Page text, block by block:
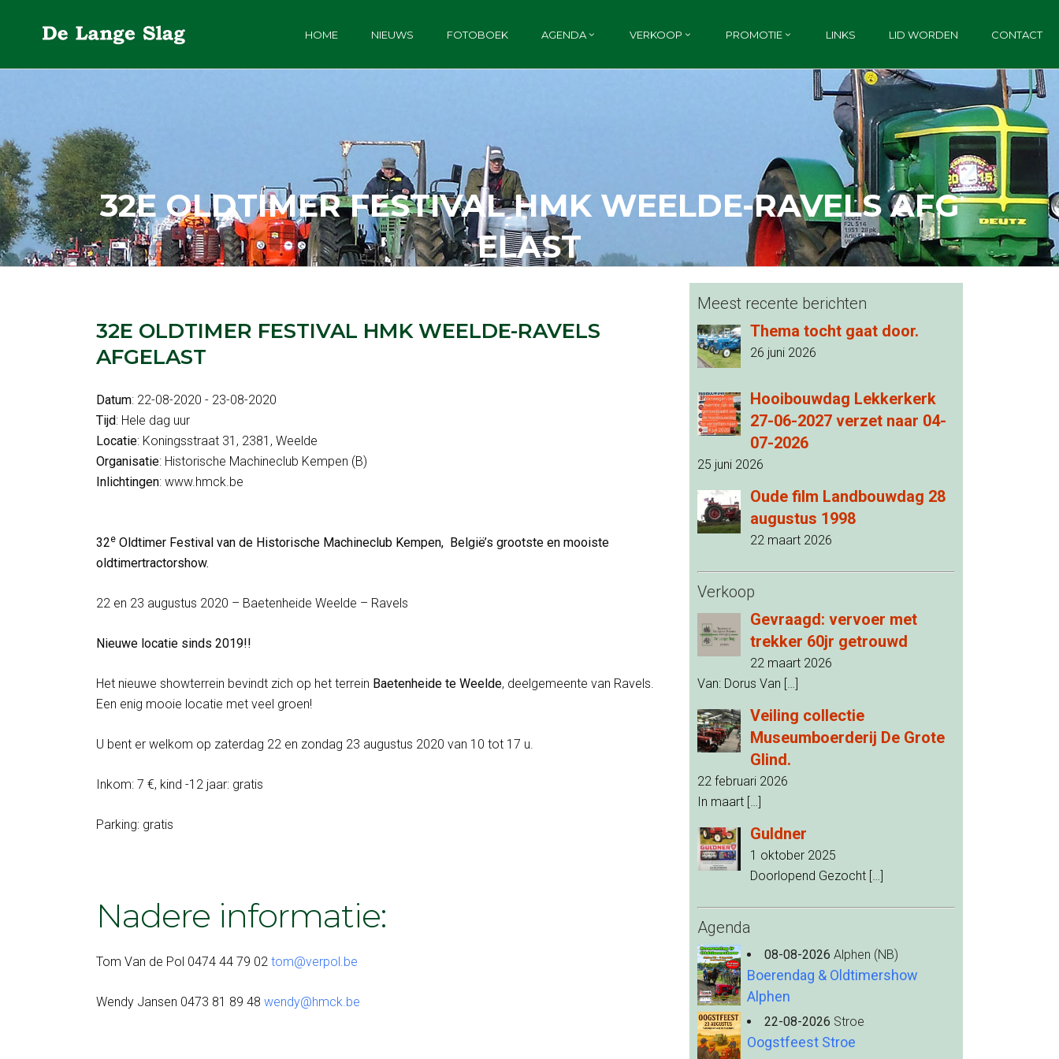
HOME NIEUWS FOTOBOEK AGENDA VERKOOP PROMOTIE LINKS LID WORDEN CONTACT
32E OLDTIMER FESTIVAL HMK WEELDE-RAVELS AFG
ELAST
32E OLDTIMER FESTIVAL HMK WEELDE-RAVELS
AFGELAST
Datum: 22-08-2020 - 23-08-2020
Tijd: Hele dag uur
Locatie: Koningsstraat 31, 2381, Weelde
Organisatie: Historische Machineclub Kempen (B)
Inlichtingen: www.hmck.be
32e Oldtimer Festival van de Historische Machineclub Kempen, België’s grootste en mooiste
oldtimertractorshow.
22 en 23 augustus 2020 – Baetenheide Weelde – Ravels
Nieuwe locatie sinds 2019!!
Het nieuwe showterrein bevindt zich op het terrein Baetenheide te Weelde, deelgemeente van Ravels.
Een enig mooie locatie met veel groen!
U bent er welkom op zaterdag 22 en zondag 23 augustus 2020 van 10 tot 17 u.
Inkom: 7 €, kind -12 jaar: gratis
Parking: gratis
Nadere informatie:
Tom Van de Pol 0474 44 79 02 tom@verpol.be
Wendy Jansen 0473 81 89 48 wendy@hmck.be
Meest recente berichten
Thema tocht gaat door.
26 juni 2026
Hooibouwdag Lekkerkerk
27-06-2027 verzet naar 04-
07-2026
25 juni 2026
Oude film Landbouwdag 28
augustus 1998
22 maart 2026
Verkoop
Gevraagd: vervoer met
trekker 60jr getrouwd
22 maart 2026
Van: Dorus Van […]
Veiling collectie
Museumboerderij De Grote
Glind.
22 februari 2026
In maart […]
Guldner
1 oktober 2025
Doorlopend Gezocht […]
Agenda
08-08-2026 Alphen (NB)
Boerendag & Oldtimershow
Alphen
22-08-2026 Stroe
Oogstfeest Stroe